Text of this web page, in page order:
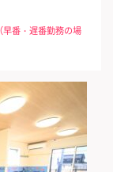
早番・遅番勤務の場